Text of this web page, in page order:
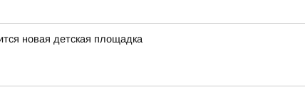
новая детская площадка